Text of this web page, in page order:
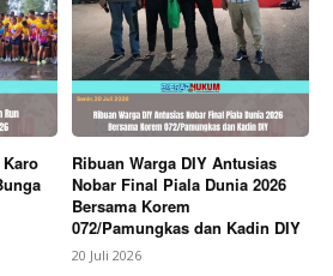
Ribuan Warga DIY Antusias
Nobar Final Piala Dunia 2026
Bersama Korem
072/Pamungkas dan Kadin DIY
20 Juli 2026